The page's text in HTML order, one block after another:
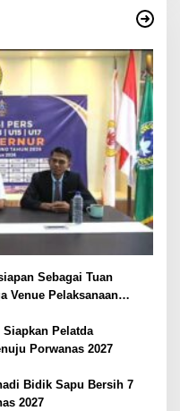
Sebagai Tuan
Venue Pelaksanaan
Pelatda
Porwanas 2027
Bidik Sapu Bersih 7
2027